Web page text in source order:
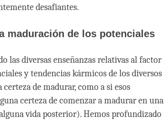
desafiantes.
maduración de los potenciales
las diversas enseñanzas relativas al factor
y tendencias kármicos de los diversos
de madurar, como a si esos
certeza de comenzar a madurar en una
vida posterior). Hemos profundizado